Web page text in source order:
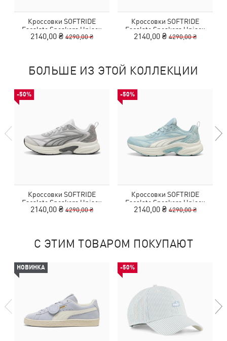
Кроссовки SOFTRIDE
Escalate Sneakers Unisex
2140,00 ₴ 4290,00 ₴
Кроссовки SOFTRIDE
Escalate Sneakers Unisex
2140,00 ₴ 4290,00 ₴
БОЛЬШЕ ИЗ ЭТОЙ КОЛЛЕКЦИИ
-50%
Кроссовки SOFTRIDE
Escalate Sneakers Unisex
2140,00 ₴ 4290,00 ₴
-50%
Кроссовки SOFTRIDE
Escalate Sneakers Unisex
2140,00 ₴ 4290,00 ₴
С ЭТИМ ТОВАРОМ ПОКУПАЮТ
НОВИНКА -50%